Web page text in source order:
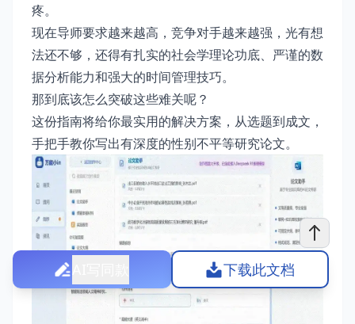
疼。
现在导师要求越来越高，竞争对手越来越强，光有想
法还不够，还得有扎实的社会学理论功底、严谨的数
据分析能力和强大的时间管理技巧。
那到底该怎么突破这些难关呢？
这份指南将给你最实用的解决方案，从选题到成文，
手把手教你写出有深度的性别不平等研究论文。
下载此文档